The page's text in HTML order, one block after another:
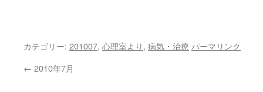
カテゴリー: 201007, 心理室より, 病気・治療 パーマリンク
← 2010年7月